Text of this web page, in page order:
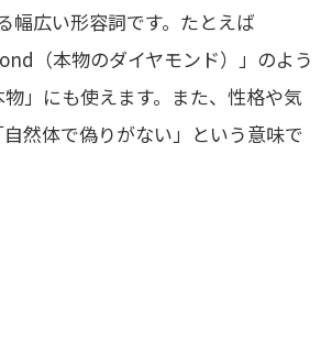
幅広い形容詞です。たとえば
（本物のダイヤモンド）」のよう
」にも使えます。また、性格や気
然体で偽りがない」という意味で